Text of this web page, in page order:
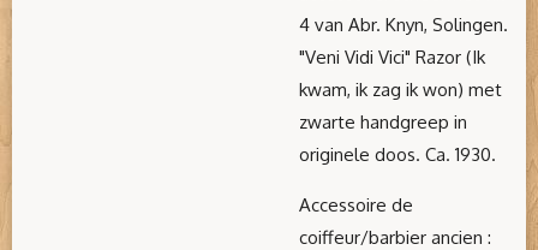
4 van Abr. Knyn, Solingen.
"Veni Vidi Vici" Razor (Ik
kwam, ik zag ik won) met
zwarte handgreep in
originele doos. Ca. 1930.
Accessoire de
coiffeur/barbier ancien :